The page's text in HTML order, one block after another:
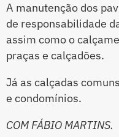
A manutenção dos
de responsabilidade
assim como o
praças e calçadões.
Já as calçadas
e condomínios.
COM FÁBIO MARTINS.